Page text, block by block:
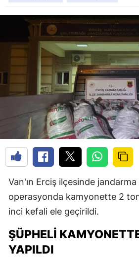
Van'ın Erciş ilçesinde jandarma
operasyonda kamyonette 2
inci kefali ele geçirildi.
ŞÜPHELI
YAPILDI